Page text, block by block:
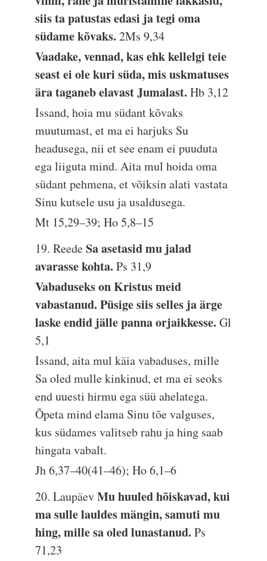
siis ta patustas edasi ja tegi oma
südame kõvaks.2Ms 9,34
Vaadake, vennad, kas ehk kellelgi teie
seast ei ole kuri süda, mis uskmatuses
ära taganeb elavast Jumalast.Hb 3,12
Issand, hoia mu südant kõvaks
muutumast, et ma ei harjuks Su
headusega, nii et see enam ei puuduta
ega liiguta mind. Aita mul hoida oma
südant pehmena, et võiksin alati vastata
Sinu kutsele usu ja usaldusega.
Mt 15,29–39; Ho 5,8–15
19. ReedeSa asetasid mu jalad
avarasse kohta.Ps 31,9
Vabaduseks on Kristus meid
vabastanud. Püsige siis selles ja ärge
laske endid jälle panna orjaikkesse.Gl
5,1
Issand, aita mul käia vabaduses, mille
Sa oled mulle kinkinud, et ma ei seoks
end uuesti hirmu ega süü ahelatega.
Õpeta mind elama Sinu tõe valguses,
kus südames valitseb rahu ja hing saab
hingata vabalt.
Jh 6,37–40(41–46); Ho 6,1–6
20. LaupäevMu huuled hõiskavad, kui
ma sulle lauldes mängin, samuti mu
hing, mille sa oled lunastanud.Ps
71,23